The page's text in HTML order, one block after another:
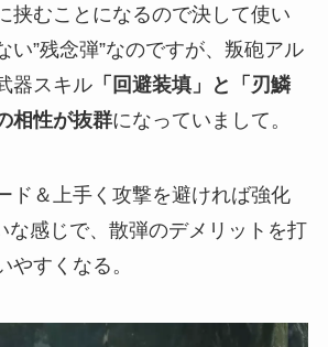
挟むことになるので決して使い
い”残念弾”なのですが、叛砲アル
器スキル「回避装填」と「刃鱗
相性が抜群になっていまして。
ド＆上手く攻撃を避ければ強化
な感じで、散弾のデメリットを打
やすくなる。